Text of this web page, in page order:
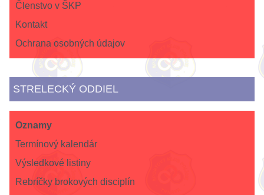
Členstvo v ŠKP
Kontakt
Ochrana osobných údajov
STRELECKÝ ODDIEL
Oznamy
Termínový kalendár
Výsledkové listiny
Rebríčky brokových disciplín